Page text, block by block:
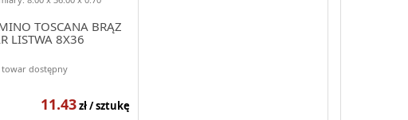
TOSCANA BRĄZ
LISTWA 8X36
towar dostępny
11.43zł / sztukę